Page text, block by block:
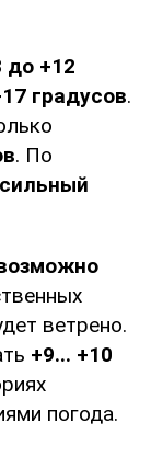
до +12
градусов.
. По
ветрено.
+9... +10
погода.